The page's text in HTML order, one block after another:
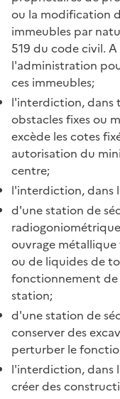
ou la modification
immeubles par
519 du code civil.
l'administration
ces immeubles;
l'interdiction, dans
obstacles fixes ou
excède les cotes
autorisation du
centre;
l'interdiction, dans
d'une station de
ouvrage
ou de liquides de
fonctionnement
station;
d'une station de
conserver des
perturber le
l'interdiction, dans
créer des